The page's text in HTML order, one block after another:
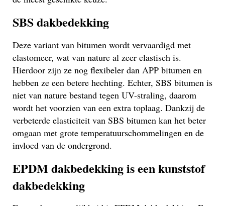
SBS dakbedekking
Deze variant van bitumen wordt vervaardigd met
elastomeer, wat van nature al zeer elastisch is.
Hierdoor zijn ze nog flexibeler dan APP bitumen en
hebben ze een betere hechting. Echter, SBS bitumen is
niet van nature bestand tegen UV-straling, daarom
wordt het voorzien van een extra toplaag. Dankzij de
verbeterde elasticiteit van SBS bitumen kan het beter
omgaan met grote temperatuurschommelingen en de
invloed van de ondergrond.
EPDM dakbedekking is een kunststof
dakbedekking